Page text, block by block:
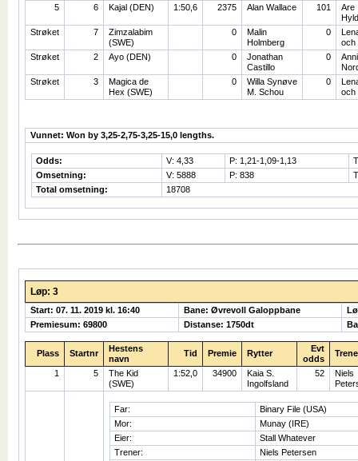
5
6 Kajal (DEN) 1:50,6 2375 Alan Wallace 101
Are
Strøket
7
Zimzalabim
(SWE)
0
Malin
Holmberg
0
och
Strøket
2 Ayo (DEN) 0
Jonathan
Castillo
0
Strøket
3
Magica de
Hex (SWE)
0
Willa Synøve
M. Schou
0
och
Vunnet: Won by 3,25-2,75-3,25-15,0 lengths.
Odds: V: 4,33 P: 1,21-1,09-1,13
Omsetning:
V: 5888 P: 838
Total omsetning:
18708
Løp: 3
Start: 07. 11. 2019 kl. 16:40 Bane: Øvrevoll Galoppbane
Premiesum: 69800
Distanse: 1750dt
Plass Startnr
Hestens
navn
Tid Premie Rytter
Evt
odds
1 5
The Kid
(SWE)
1:52,0 34900
Kaia S.
Ingolfsland
52
Niels
Far:
Binary File (USA)
Mor:
Munay (IRE)
Eier:
Stall Whatever
Trener:
Niels Petersen